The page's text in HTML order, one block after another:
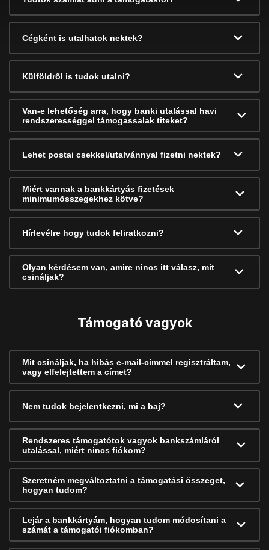
Cégként is utalhatok nektek?
Külföldről is tudok utalni?
Van-e lehetőség arra, hogy banki utalással havi
rendszerességgel támogassalak titeket?
Lehet postai csekkel/utalvánnyal fizetni nektek?
Miért vannak a bankkártyás fizetések
minimumösszegekhez kötve?
Hírlevélre hogy tudok feliratkozni?
Olyan kérdésem van, amire nincs itt válasz, mit
csináljak?
Támogató vagyok
Mit csináljak, ha hibás e-mail-címmel regisztráltam,
vagy elfelejtettem a címet?
Nem tudok bejelentkezni, mi a baj?
Rendszeres támogatótok vagyok bankszámláról
utalással, miért nincs fiókom?
Szeretném megváltoztatni a támogatási összeget,
hogyan tudom?
Lejár a bankkártyám, hogyan tudom módosítani a
számát a támogatói fiókomban?